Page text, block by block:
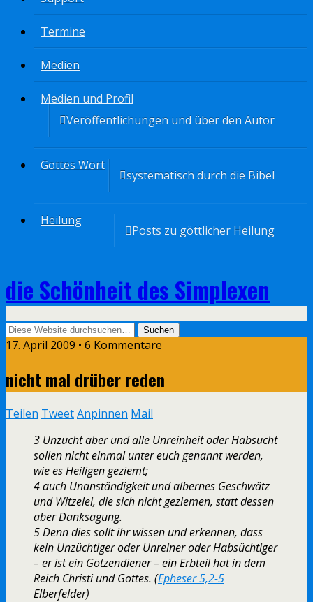
Termine
Medien
Medien und Profil
Veröffentlichungen und über den Autor
Gottes Wort
systematisch durch die Bibel
Heilung
Posts zu göttlicher Heilung
die Schönheit des Simplexen
17. April 2009 • 6 Kommentare
nicht mal drüber reden
Teilen TweetAnpinnen Mail
3 Unzucht aber und alle Unreinheit oder Habsucht
sollen nicht einmal unter euch genannt werden,
wie es Heiligen geziemt;
4 auch Unanständigkeit und albernes Geschwätz
und Witzelei, die sich nicht geziemen, statt dessen
aber Danksagung.
5 Denn dies sollt ihr wissen und erkennen, dass
kein Unzüchtiger oder Unreiner oder Habsüchtiger
– er ist ein Götzendiener – ein Erbteil hat in dem
Reich Christi und Gottes. (Epheser 5,2-5
Elberfelder)